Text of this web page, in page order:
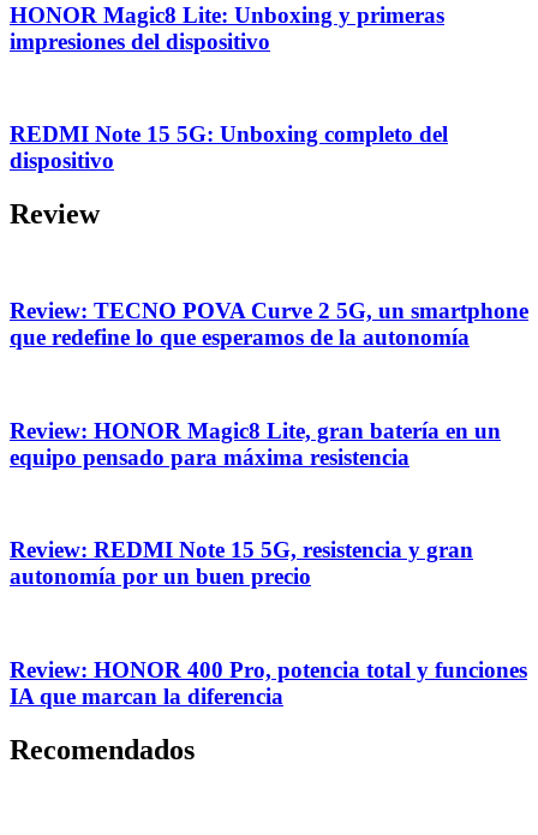
HONOR Magic8 Lite: Unboxing y primeras
impresiones del dispositivo
REDMI Note 15 5G: Unboxing completo del
dispositivo
Review
Review: TECNO POVA Curve 2 5G, un smartphone
que redefine lo que esperamos de la autonomía
Review: HONOR Magic8 Lite, gran batería en un
equipo pensado para máxima resistencia
Review: REDMI Note 15 5G, resistencia y gran
autonomía por un buen precio
Review: HONOR 400 Pro, potencia total y funciones
IA que marcan la diferencia
Recomendados